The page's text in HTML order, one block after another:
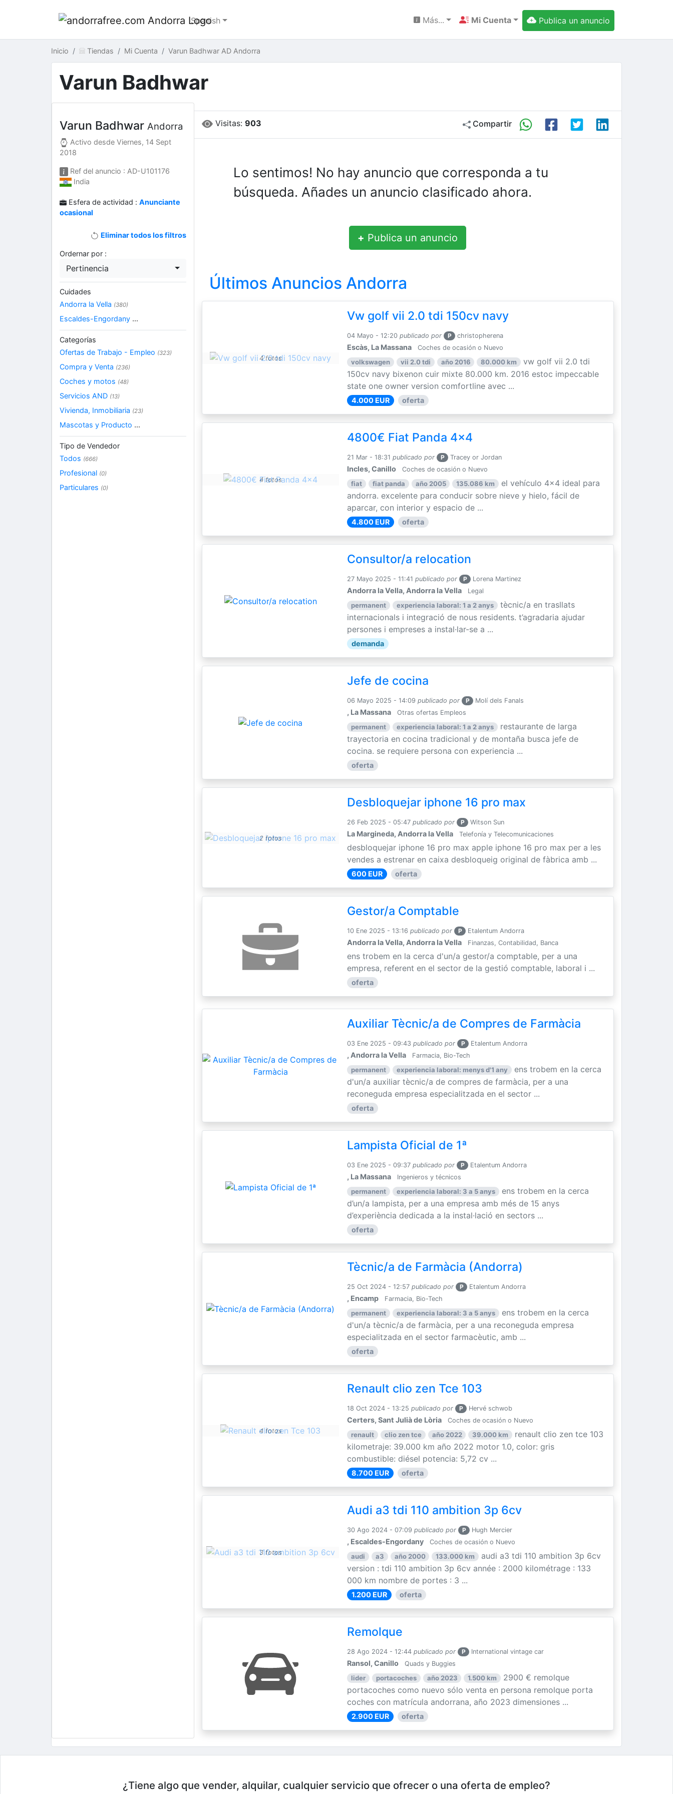
Spanish Más... Mi Cuenta Publica un anuncio
Inicio Tiendas Mi Cuenta Varun Badhwar AD Andorra
Varun Badhwar
Visitas: 903 Compartir
Lo sentimos! No hay anuncio que corresponda a tu
búsqueda. Añades un anuncio clasificado ahora.
+ Publica un anuncio
Últimos Anuncios Andorra
4 fotos
Vw golf vii 2.0 tdi 150cv navy
04 Mayo - 12:20 publicado por P christopherena
Escàs, La Massana Coches de ocasión o Nuevo
volkswagen vii 2.0 tdi año 2016 80.000 km
vw golf vii 2.0 tdi
150cv navy bixenon cuir mixte 80.000 km. 2016 estoc impeccable
state one owner version comfortline avec ...
4.000 EUR oferta
4 fotos
4800€ Fiat Panda 4x4
21 Mar - 18:31 publicado por P Tracey or Jordan
Incles, Canillo Coches de ocasión o Nuevo
fiat fiat panda año 2005 135.086 km
el vehículo 4x4 ideal para
andorra. excelente para conducir sobre nieve y hielo, fácil de
aparcar, con interior y espacio de ...
4.800 EUR oferta
Consultor/a relocation
27 Mayo 2025 - 11:41 publicado por P Lorena Martinez
Andorra la Vella, Andorra la Vella Legal
permanent experiencia laboral: 1 a 2 anys
tècnic/a en trasllats
internacionals i integració de nous residents. t’agradaria ajudar
persones i empreses a instal·lar-se a ...
demanda
Jefe de cocina
06 Mayo 2025 - 14:09 publicado por P Molí dels Fanals
, La Massana Otras ofertas Empleos
permanent experiencia laboral: 1 a 2 anys
restaurante de larga
trayectoria en cocina tradicional y de montaña busca jefe de
cocina. se requiere persona con experiencia ...
oferta
2 fotos
Desbloquejar iphone 16 pro max
26 Feb 2025 - 05:47 publicado por P Witson Sun
La Margineda, Andorra la Vella Telefonía y Telecomunicaciones
desbloquejar iphone 16 pro max apple iphone 16 pro max per a les
vendes a estrenar en caixa desbloqueig original de fàbrica amb ...
600 EUR oferta
Gestor/a Comptable
10 Ene 2025 - 13:16 publicado por P Etalentum Andorra
Andorra la Vella, Andorra la Vella Finanzas, Contabilidad, Banca
ens trobem en la cerca d'un/a gestor/a comptable, per a una
empresa, referent en el sector de la gestió comptable, laboral i ...
oferta
Auxiliar Tècnic/a de Compres de Farmàcia
03 Ene 2025 - 09:43 publicado por P Etalentum Andorra
, Andorra la Vella Farmacia, Bio-Tech
permanent experiencia laboral: menys d'1 any
ens trobem en la cerca
d'un/a auxiliar tècnic/a de compres de farmàcia, per a una
reconeguda empresa especialitzada en el sector ...
oferta
Lampista Oficial de 1ª
03 Ene 2025 - 09:37 publicado por P Etalentum Andorra
, La Massana Ingenieros y técnicos
permanent experiencia laboral: 3 a 5 anys
ens trobem en la cerca
d’un/a lampista, per a una empresa amb més de 15 anys
d’experiència dedicada a la instal·lació en sectors ...
oferta
Tècnic/a de Farmàcia (Andorra)
25 Oct 2024 - 12:57 publicado por P Etalentum Andorra
, Encamp Farmacia, Bio-Tech
permanent experiencia laboral: 3 a 5 anys
ens trobem en la cerca
d'un/a tècnic/a de farmàcia, per a una reconeguda empresa
especialitzada en el sector farmacèutic, amb ...
oferta
4 fotos
Renault clio zen Tce 103
18 Oct 2024 - 13:25 publicado por P Hervé schwob
Certers, Sant Julià de Lòria Coches de ocasión o Nuevo
renault clio zen tce año 2022 39.000 km
renault clio zen tce 103
kilometraje: 39.000 km año 2022 motor 1.0, color: gris
combustible: diésel potencia: 5,72 cv ...
8.700 EUR oferta
3 fotos
Audi a3 tdi 110 ambition 3p 6cv
30 Ago 2024 - 07:09 publicado por P Hugh Mercier
, Escaldes-Engordany Coches de ocasión o Nuevo
audi a3 año 2000 133.000 km
audi a3 tdi 110 ambition 3p 6cv
version : tdi 110 ambition 3p 6cv année : 2000 kilométrage : 133
000 km nombre de portes : 3 ...
1.200 EUR oferta
Remolque
28 Ago 2024 - 12:44 publicado por P International vintage car
Ransol, Canillo Quads y Buggies
lider portacoches año 2023 1.500 km
2900 € remolque
portacoches como nuevo sólo venta en persona remolque porta
coches con matrícula andorrana, año 2023 dimensiones ...
2.900 EUR oferta
Varun Badhwar Andorra
Activo desdeViernes, 14 Sept
2018
Ref del anuncio : AD-U101176
India
Esfera de actividad :Anunciante
ocasional
Eliminar todos los filtros
Ordernar por :
Pertinencia
Cuidades
Andorra la Vella (380)
Escaldes-Engordany ...
Categorías
Ofertas de Trabajo - Empleo (323)
Compra y Venta (236)
Coches y motos (48)
Servicios AND (13)
Vivienda, Inmobiliaria (23)
Mascotas y Producto ...
Tipo de Vendedor
Todos (666)
Profesional (0)
Particulares (0)
¿Tiene algo que vender, alquilar, cualquier servicio que ofrecer o una oferta de empleo?